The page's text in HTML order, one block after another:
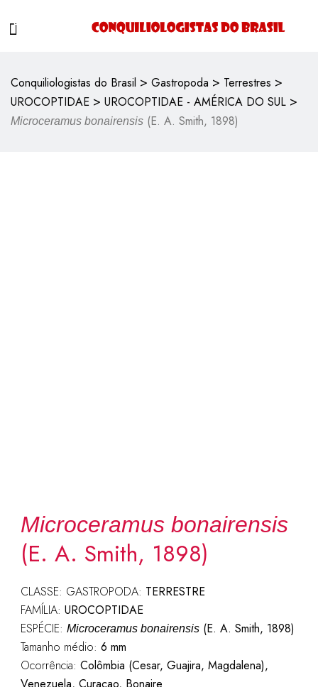
Conquiliologistas do Brasil > Gastropoda > Terrestres >
UROCOPTIDAE > UROCOPTIDAE - AMÉRICA DO SUL >
Microceramus bonairensis (E. A. Smith, 1898)
Microceramus bonairensis
(E. A. Smith, 1898)
CLASSE: GASTROPODA: TERRESTRE
FAMÍLIA: UROCOPTIDAE
ESPÉCIE: Microceramus bonairensis(E. A. Smith, 1898)
Tamanho médio: 6 mm
Ocorrência: Colômbia (Cesar, Guajira, Magdalena),